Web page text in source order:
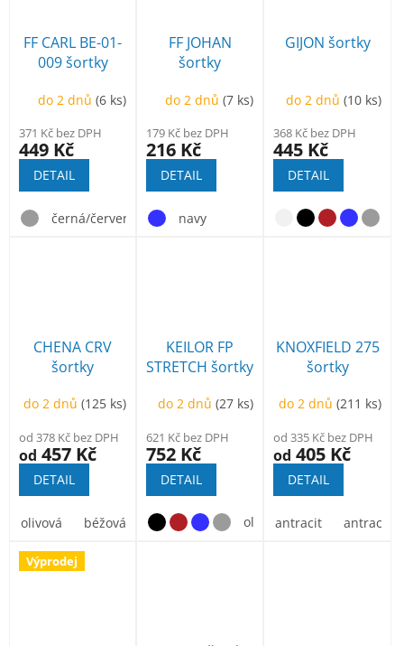
FF CARL BE-01-
009 šortky
do 2 dnů(6 ks)
371 Kč bez DPH
449 Kč
DETAIL
černá/červená bílá/šedá červená/černá zelená/
FF JOHAN
šortky
do 2 dnů(7 ks)
179 Kč bez DPH
216 Kč
DETAIL
navy
GIJON šortky
do 2 dnů (10 ks)
368 Kč bez DPH
445 Kč
DETAIL
CHENA CRV
šortky
do 2 dnů(125 ks)
od 378 Kč bez DPH
od 457 Kč
DETAIL
olivová béžová
KEILOR FP
STRETCH šortky
do 2 dnů(27 ks)
621 Kč bez DPH
752 Kč
DETAIL
olivová béžová navy
KNOXFIELD 275
šortky
do 2 dnů (211 ks)
od 335 Kč bez DPH
od 405 Kč
DETAIL
antracit antracit/
Výprodej